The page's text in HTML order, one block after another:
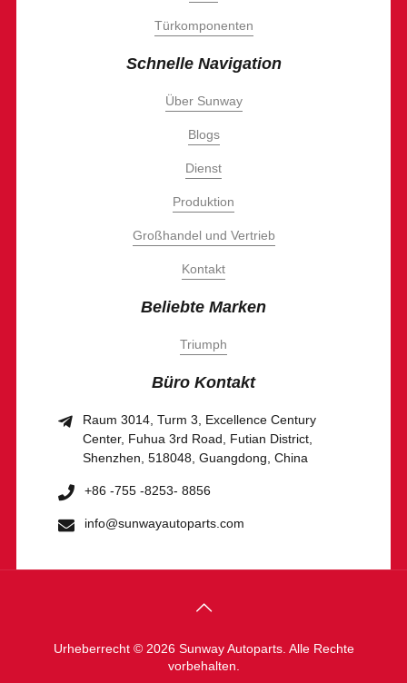
Türkomponenten
Schnelle Navigation
Über Sunway
Blogs
Dienst
Produktion
Großhandel und Vertrieb
Kontakt
Beliebte Marken
Triumph
Büro Kontakt
Raum 3014, Turm 3, Excellence Century
Center, Fuhua 3rd Road, Futian District,
Shenzhen, 518048, Guangdong, China
+86 -755 -8253- 8856
info@sunwayautoparts.com
Urheberrecht © 2026 Sunway Autoparts. Alle Rechte
vorbehalten.